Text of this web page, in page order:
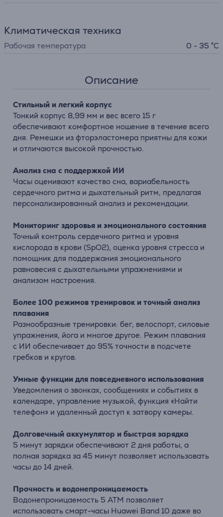
Климатическая техника
Рабочая температура 0 - 35 °C
Описание
Стильный и легкий корпус
Тонкий корпус 8,99 мм и вес всего 15 г
обеспечивают комфортное ношение в течение всего
дня. Ремешки из фторэластомера приятны для кожи
и отличаются высокой прочностью.
Анализ сна с поддержкой ИИ
Часы оценивают качество сна, вариабельность
сердечного ритма и дыхательный ритм, предлагая
персонализированный анализ и рекомендации.
Мониторинг здоровья и эмоционального состояния
Точный контроль сердечного ритма и уровня
кислорода в крови (SpO2), оценка уровня стресса и
помощник для поддержания эмоционального
равновесия с дыхательными упражнениями и
анализом настроения.
Более 100 режимов тренировок и точный анализ
плавания
Разнообразные тренировки: бег, велоспорт, силовые
упражнения, йога и многое другое. Режим плавания
с ИИ обеспечивает до 95% точности в подсчете
гребков и кругов.
Умные функции для повседневного использования
Уведомления о звонках, сообщениях и событиях в
календаре, управление музыкой, функция «Найти
телефон» и удаленный доступ к затвору камеры.
Долговечный аккумулятор и быстрая зарядка
5 минут зарядки обеспечивают 2 дня работы, а
полная зарядка за 45 минут позволяет использовать
часы до 14 дней.
Прочность и водонепроницаемость
Водонепроницаемость 5 ATM позволяет
использовать смарт-часы Huawei Band 10 даже во